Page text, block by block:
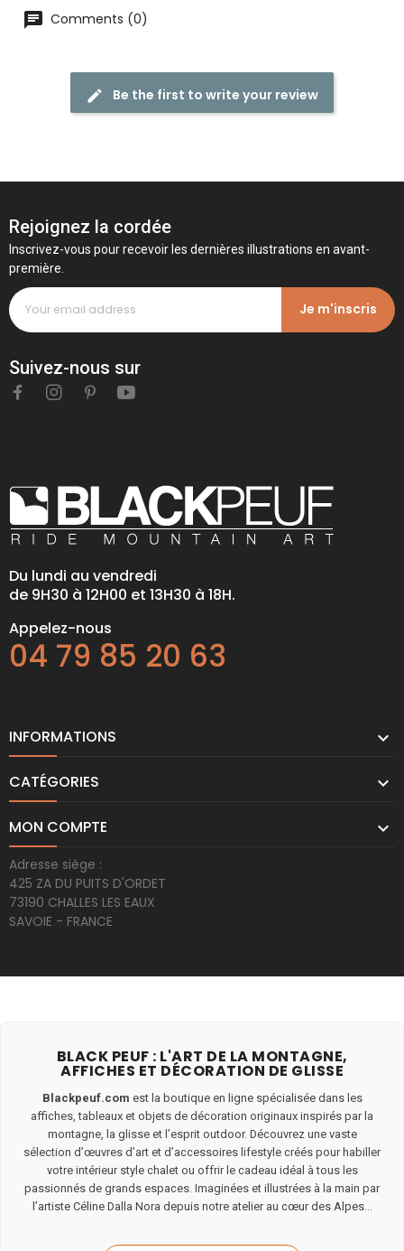
Comments (0)
Be the first to write your review
Rejoignez la cordée
Inscrivez-vous pour recevoir les dernières illustrations en avant-
première.
Je m'inscris
Suivez-nous sur
Du lundi au vendredi
de 9H30 à 12H00 et 13H30 à 18H.
Appelez-nous
04 79 85 20 63
INFORMATIONS 
CATÉGORIES 
MON COMPTE 
Adresse siège :
425 ZA DU PUITS D'ORDET
73190 CHALLES LES EAUX
SAVOIE - FRANCE
BLACK PEUF : L'ART DE LA MONTAGNE,
AFFICHES ET DÉCORATION DE GLISSE
Blackpeuf.com est la boutique en ligne spécialisée dans les
affiches, tableaux et objets de décoration originaux inspirés par la
montagne, la glisse et l’esprit outdoor. Découvrez une vaste
sélection d’œuvres d’art et d’accessoires lifestyle créés pour habiller
votre intérieur style chalet ou offrir le cadeau idéal à tous les
passionnés de grands espaces. Imaginées et illustrées à la main par
l’artiste Céline Dalla Nora depuis notre atelier au cœur des Alpes...